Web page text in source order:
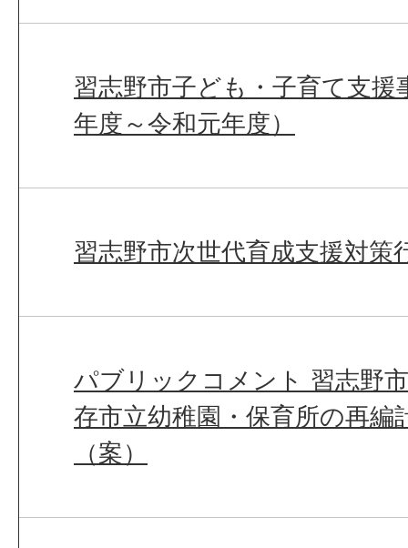
習志野市子ども・子育て支援
年度～令和元年度）
習志野市次世代育成支援対策
パブリックコメント 習志野
存市立幼稚園・保育所の再編
（案）